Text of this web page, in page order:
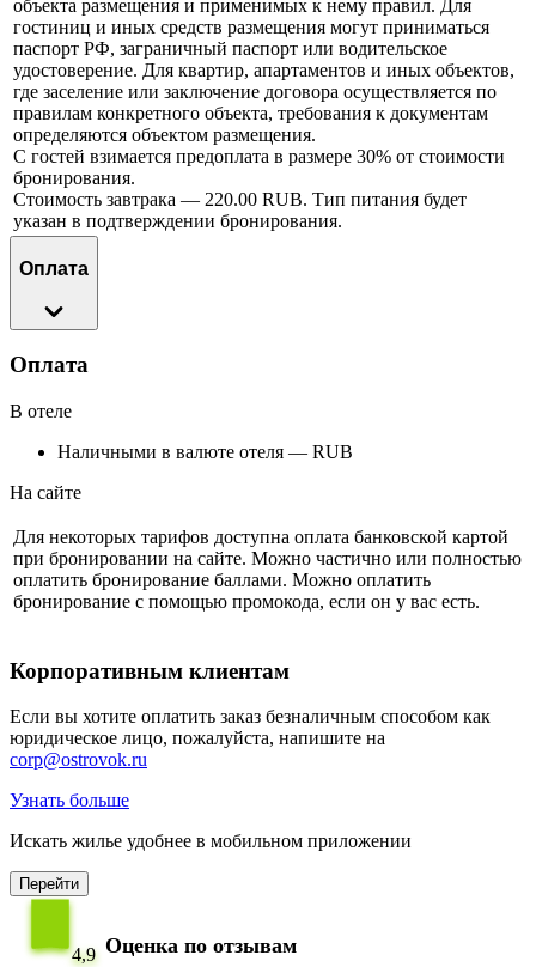
объекта размещения и применимых к нему правил. Для
гостиниц и иных средств размещения могут приниматься
паспорт РФ, заграничный паспорт или водительское
удостоверение. Для квартир, апартаментов и иных объектов,
где заселение или заключение договора осуществляется по
правилам конкретного объекта, требования к документам
определяются объектом размещения.
С гостей взимается предоплата в размере 30% от стоимости
бронирования.
Стоимость завтрака — 220.00 RUB. Тип питания будет
указан в подтверждении бронирования.
Оплата
Оплата
В отеле
Наличными в валюте отеля — RUB
На сайте
Для некоторых тарифов доступна оплата банковской картой
при бронировании на сайте. Можно частично или полностью
оплатить бронирование баллами. Можно оплатить
бронирование с помощью промокода, если он у вас есть.
Корпоративным клиентам
Если вы хотите оплатить заказ безналичным способом как
юридическое лицо, пожалуйста, напишите на
corp@ostrovok.ru
Узнать больше
Искать жилье удобнее в мобильном приложении
Перейти
4,9 Оценка по отзывам